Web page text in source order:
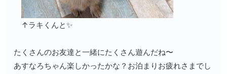
↑ラキくんと✨
たくさんのお友達と一緒にたくさん遊んだね〜
あすなろちゃん楽しかったかな？お泊まりお疲れさまでし